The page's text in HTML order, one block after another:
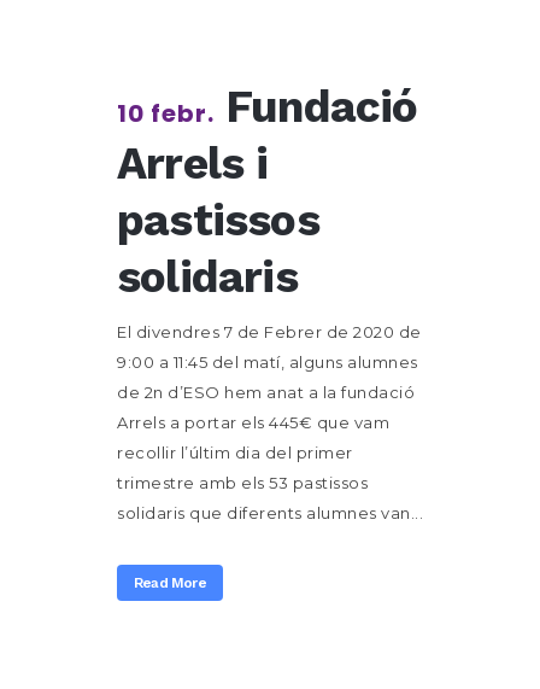
10 febr. Fundació
Arrels i
pastissos
solidaris
El divendres 7 de Febrer de 2020 de
9:00 a 11:45 del matí, alguns alumnes
de 2n d’ESO hem anat a la fundació
Arrels a portar els 445€ que vam
recollir l’últim dia del primer
trimestre amb els 53 pastissos
solidaris que diferents alumnes van...
Read More